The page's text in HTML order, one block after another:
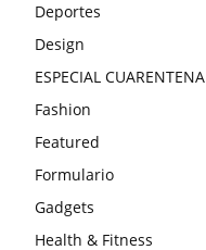
Deportes
Design
ESPECIAL CUARENTENA
Fashion
Featured
Formulario
Gadgets
Health & Fitness